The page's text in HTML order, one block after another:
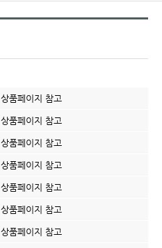
상품페이지 참고
상품페이지 참고
상품페이지 참고
상품페이지 참고
상품페이지 참고
상품페이지 참고
상품페이지 참고